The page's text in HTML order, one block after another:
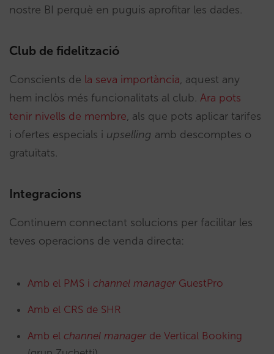
nostre BI perquè en puguis aprofitar les dades.
Club de fidelització
Conscients de la seva importància, aquest any
hem inclòs més funcionalitats al club. Ara pots
tenir nivells de membre, als que pots aplicar tarifes
i ofertes especials i upselling amb descomptes o
gratuïtats.
Integracions
Continuem connectant solucions per facilitar les
teves operacions de venda directa:
Amb el PMS i channel manager GuestPro
Amb el CRS de SHR
Amb el channel manager de Vertical Booking